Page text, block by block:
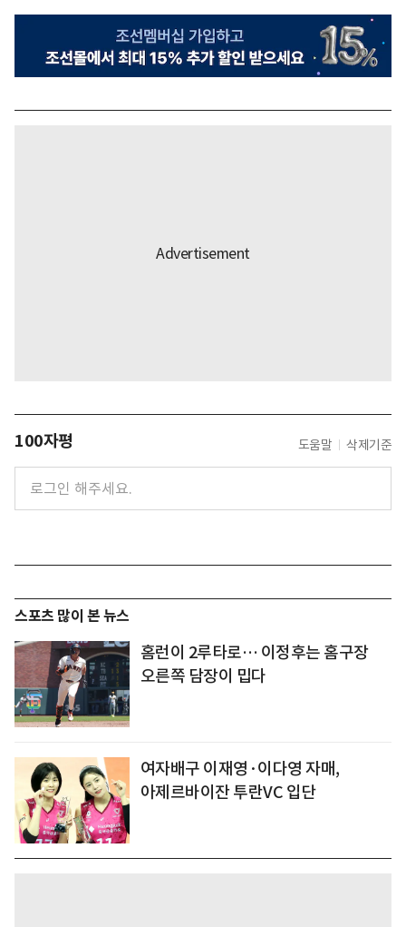
100자평 도움말 삭제기준
스포츠 많이 본 뉴스
홈런이 2루타로… 이정후는 홈구장
오른쪽 담장이 밉다
여자배구 이재영·이다영 자매,
아제르바이잔 투란VC 입단